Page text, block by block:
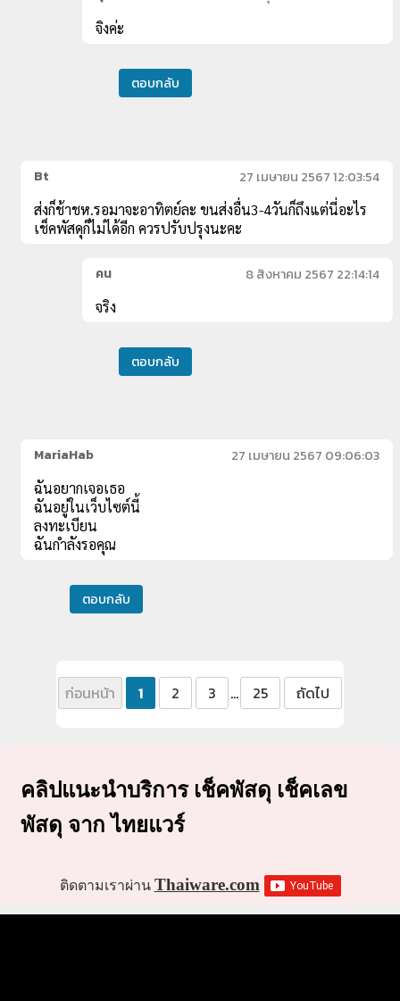
จิงค่ะ
ตอบกลับ
Bt 27 เมษายน 2567 12:03:54
ส่งก็ช้าชห.รอมาจะอาทิตย์ละ ขนส่งอื่น3-4วันก็ถึงแต่นี่อะไร
เช็คพัสดุก็ไม่ได้อีก ควรปรับปรุงนะคะ
คน 8 สิงหาคม 2567 22:14:14
จริง
ตอบกลับ
MariaHab 27 เมษายน 2567 09:06:03
ฉันอยากเจอเธอ
ฉันอยู่ในเว็บไซต์นี้
ลงทะเบียน
ฉันกำลังรอคุณ
ตอบกลับ
ก่อนหน้า 1 2 3 ... 25 ถัดไป
คลิปแนะนำบริการ เช็คพัสดุ เช็คเลข
พัสดุ จาก ไทยแวร์
ติดตามเราผ่าน Thaiware.com